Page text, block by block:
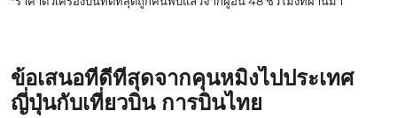
ข้อเสนอที่ดีที่สุดจากคุนหมิงไปประเทศ
ญี่ปุ่นกับเที่ยวบิน การบินไทย